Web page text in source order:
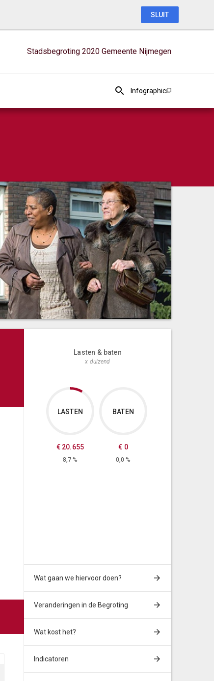
Stadsbegroting 2020 Gemeente Nijmegen
Infographic
Wat gaan we hiervoor doen?
Veranderingen in de Begroting
Wat kost het?
Indicatoren
Lasten & baten
x duizend
LASTEN
€ 20.655
8,7 %
BATEN
€ 0
0,0 %
SLUIT